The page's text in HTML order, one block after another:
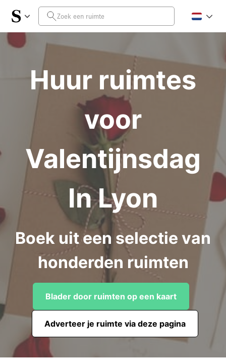
Huur ruimtes
voor
Valentijnsdag
In Lyon
Boek uit een selectie van
honderden ruimten
Blader door ruimten op een kaart
Adverteer je ruimte via deze pagina